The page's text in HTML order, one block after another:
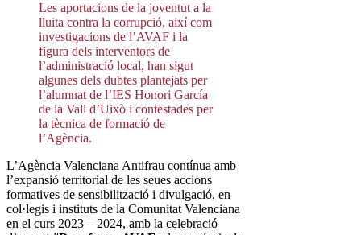
Les aportacions de la joventut a la
lluita contra la corrupció, així com
investigacions de l’AVAF i la
figura dels interventors de
l’administració local, han sigut
algunes dels dubtes plantejats per
l’alumnat de l’IES Honori García
de la Vall d’Uixò i contestades per
la tècnica de formació de
l’Agència.
L’Agència Valenciana Antifrau contínua amb
l’expansió territorial de les seues accions
formatives de sensibilització i divulgació, en
col·legis i instituts de la Comunitat Valenciana
en el curs 2023 – 2024, amb la celebració